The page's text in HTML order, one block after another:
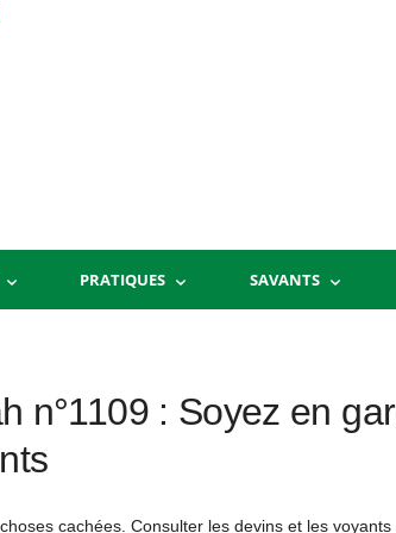
PRATIQUES SAVANTS
n°1109 : Soyez en
cachées. Consulter les devins et les